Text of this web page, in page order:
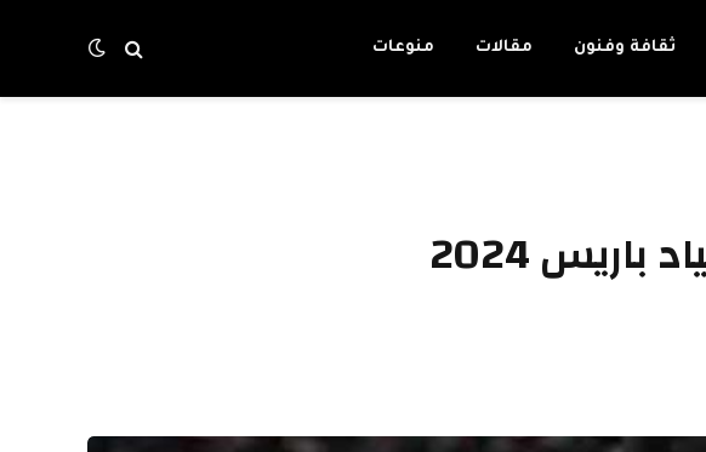
ثقافة وفنون مقالات منوعات
2024